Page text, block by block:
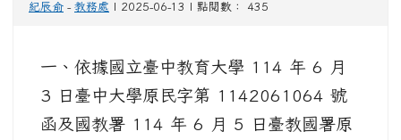
紀辰俞 - 教務處 | 2025-06-13 | 點閱數： 435
一、依據國立臺中教育大學 114 年 6 月
3 日臺中大學原民字第 1142061064 號
函及國教署 114 年 6 月 5 日臺教國署原